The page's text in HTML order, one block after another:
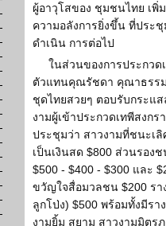
ผู้อาวุโสของ ชุมชนไทย เพิ่
ความอลังการยิ่งขึ้น ที่ประ
ดำเนิน การต่อไป
ในส่วนของการประกว
ตัวแทนคุณรัชดา คุณาธรรม
ชุดไทยสวยๆ ตอบรับกระแ
งามผู้เข้าประกวดเทพีสงก
ประชุมว่า สาวงามที่ชนะเลิ
เป็นเงินสด $800 ส่วนรอง
$500 - $400 - $300 และ
ขวัญใจสื่อมวลชน $200 ร
ลูกโป่ง) $500 พร้อมทั้งมีรา
งามยิ้ม สยาม สาวงามมิตร